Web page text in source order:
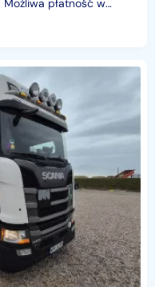
płatność w
bardzo zadbanym stan